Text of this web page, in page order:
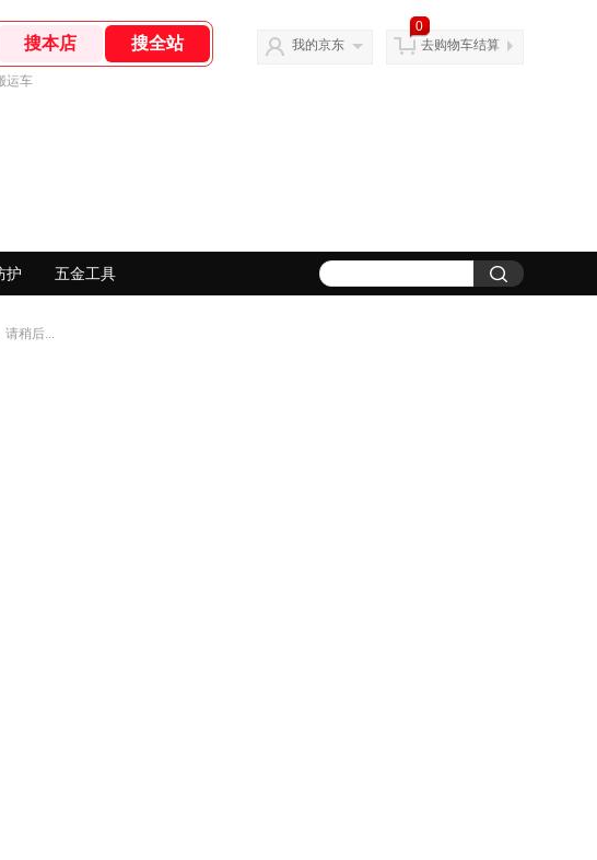
运车
我的京东
0
去购物车结算
护 五金工具
请稍后...